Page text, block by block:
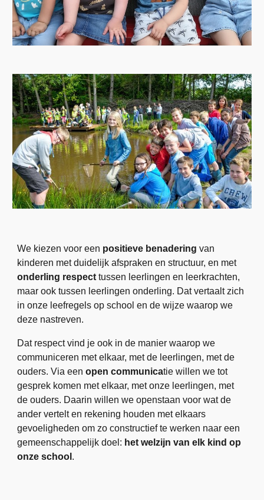
We kiezen voor een positieve benadering van
kinderen met duidelijk afspraken en structuur, en met
onderling respect tussen leerlingen en leerkrachten,
maar ook tussen leerlingen onderling. Dat vertaalt zich
in onze leefregels op school en de wijze waarop we
deze nastreven.
Dat respect vind je ook in de manier waarop we
communiceren met elkaar, met de leerlingen, met de
ouders. Via eenopen communicatie willen we tot
gesprek komen met elkaar, met onze leerlingen, met
de ouders. Daarin willen we openstaan voor wat de
ander vertelt en rekening houden met elkaars
gevoeligheden om zo constructief te werken naar een
gemeenschappelijk doel: het welzijn van elk kind op
onze school .